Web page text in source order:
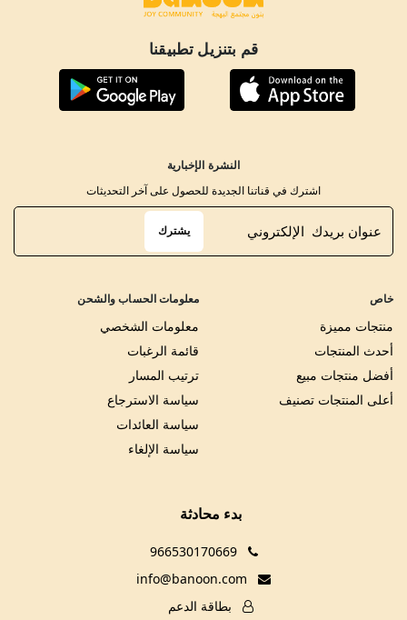
قم بتنزيل تطبيقنا
خاص
منتجات مميزة
أحدث المنتجات
أفضل منتجات مبيع
أعلى المنتجات تصنيف
معلومات الحساب والشحن
معلومات الشخصي
قائمة الرغبات
ترتيب المسار
سياسة الاسترجاع
سياسة العائدات
سياسة الإلغاء
النشرة الإخبارية
اشترك في قناتنا الجديدة للحصول على آخر التحديثات
يشترك
بدء محادثة
966530170669
بطاقة الدعم